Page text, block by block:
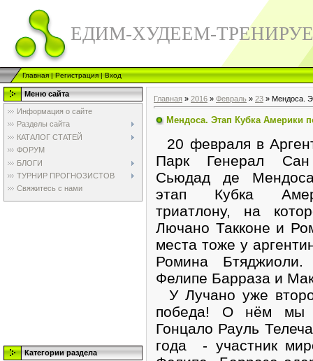
ЕДИМ-ХУДЕЕМ-
Главная|Регистрация|Вход
Меню сайта
Информация о сайте
Разделы сайта
КАТАЛОГ СТАТЕЙ
ФОРУМ
БЛОГИ
ТУРНИР ПРОГНОЗИСТОВ
Свяжитесь с нами
Категории раздела
Главная » 2016 » Февраль » 23 » Мендоса.
Мендоса. Этап Кубка Америки
20 февраля в
Парк Генерал
Сьюдад де
этап Кубка
триатлону, на
Лючано Такконе и
места тоже у
Ромина
Фелипе Барраза и
У Лучано уже
победа! О нём мы
Гонцало Рауль
года - участник